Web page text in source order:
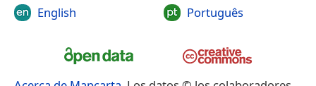
English
Português